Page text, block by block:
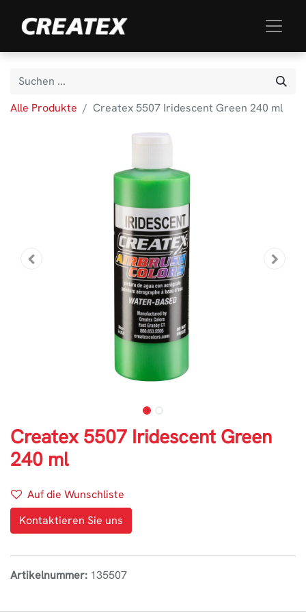
Alle Produkte Createx 5507 Iridescent Green 240 ml
Createx 5507 Iridescent Green
240 ml
Auf die Wunschliste
Kontaktieren Sie uns
Artikelnummer: 135507